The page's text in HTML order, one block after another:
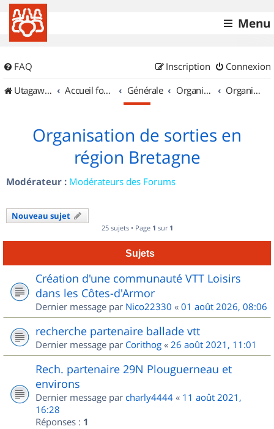
Menu
FAQ Connexion
Inscription
UtagawaVTT (Randos VTT et VTTAE avec traces GPS)
Accueil forum Générale Organisation de sorties & Recherche de partenaires Organisation de sorties en région Bretagne
Organisation de sorties en
région Bretagne
Modérateur : Modérateurs des Forums
Nouveau sujet
25 sujets • Page 1 sur 1
Sujets
Création d'une communauté VTT Loisirs
dans les Côtes-d'Armor
Dernier message par Nico22330 « 01 août 2026, 08:06
recherche partenaire ballade vtt
Dernier message par Corithog « 26 août 2021, 11:01
Rech. partenaire 29N Plouguerneau et
environs
Dernier message par charly4444 « 11 août 2021,
16:28
Réponses : 1